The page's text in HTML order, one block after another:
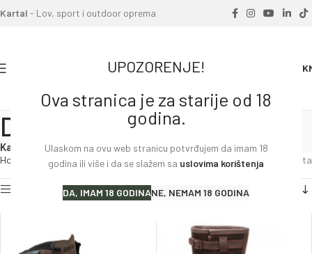
UPOZORENJE!
Ova stranica je za starije od 18
godina.
Ulaskom na ovu web stranicu potvrđujem da imam 18
godina ili više i da se slažem sa uslovima korištenja
DA, IMAM 18 GODINANE, NEMAM 18 GODINA
Kartal - Lov, sport i outdoor oprema
DEMAR
Kategorije
Home DEMAR Prikaz svih 10 rezultata
Prikaži filter